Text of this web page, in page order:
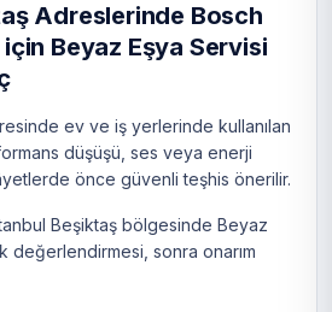
Adreslerinde Bosch
Beyaz Eşya Servisi
ev ve iş yerlerinde kullanılan
düşüşü, ses veya enerji
önce güvenli teşhis önerilir.
Beşiktaş bölgesinde Beyaz
değerlendirmesi, sonra onarım